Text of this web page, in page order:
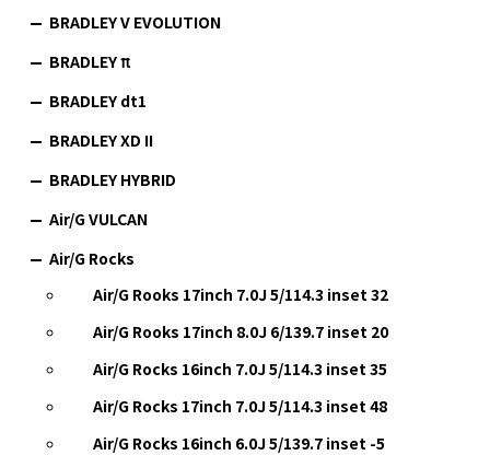
BRADLEY V EVOLUTION
BRADLEY π
BRADLEY dt1
BRADLEY XD II
BRADLEY HYBRID
Air/G VULCAN
Air/G Rocks
Air/G Rooks 17inch 7.0J 5/114.3 inset 32
Air/G Rooks 17inch 8.0J 6/139.7 inset 20
Air/G Rocks 16inch 7.0J 5/114.3 inset 35
Air/G Rocks 17inch 7.0J 5/114.3 inset 48
Air/G Rocks 16inch 6.0J 5/139.7 inset -5